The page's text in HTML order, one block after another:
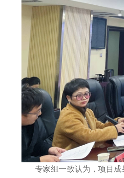
专家组一致认为，项目